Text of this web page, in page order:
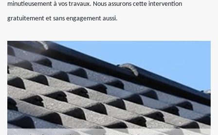
minutieusement à vos travaux. Nous assurons cette intervention
gratuitement et sans engagement aussi.